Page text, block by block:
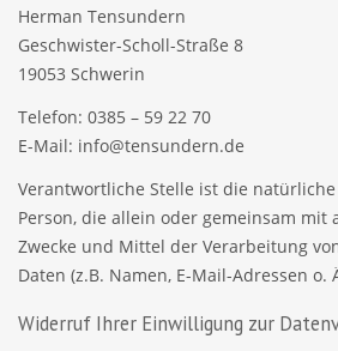
Herman Tensundern
Geschwister-Scholl-Straße 8
19053 Schwerin
Telefon: 0385 – 59 22 70
E-Mail: info@tensundern.de
Verantwortliche Stelle ist die
Person, die allein oder gemeinsam mit
Zwecke und Mittel der Verarbeitung
Daten (z.B. Namen, E-Mail-Adressen o.
Widerruf Ihrer Einwilligung zur